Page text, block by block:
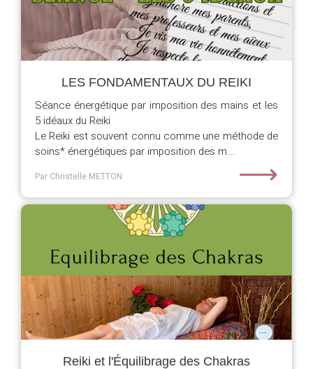
LES FONDAMENTAUX DU REIKI
Séance énergétique par imposition des mains et les
5 idéaux du Reiki
Le Reiki est souvent connu comme une méthode de
soins* énergétiques par imposition des m...
Par Christelle METTON ⟶
Reiki et l'Équilibrage des Chakras